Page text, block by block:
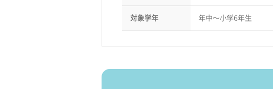
対象学年 年中〜小学6年生